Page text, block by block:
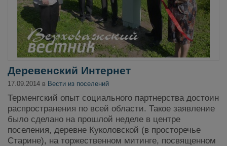
Деревенский Интернет
17.09.2014 в Вести из поселений
Терменгский опыт социального партнерства достоин
распространения по всей области. Такое заявление
было сделано на прошлой неделе в центре
поселения, деревне Куколовской (в просторечье
Старине), на торжественном митинге, посвященном